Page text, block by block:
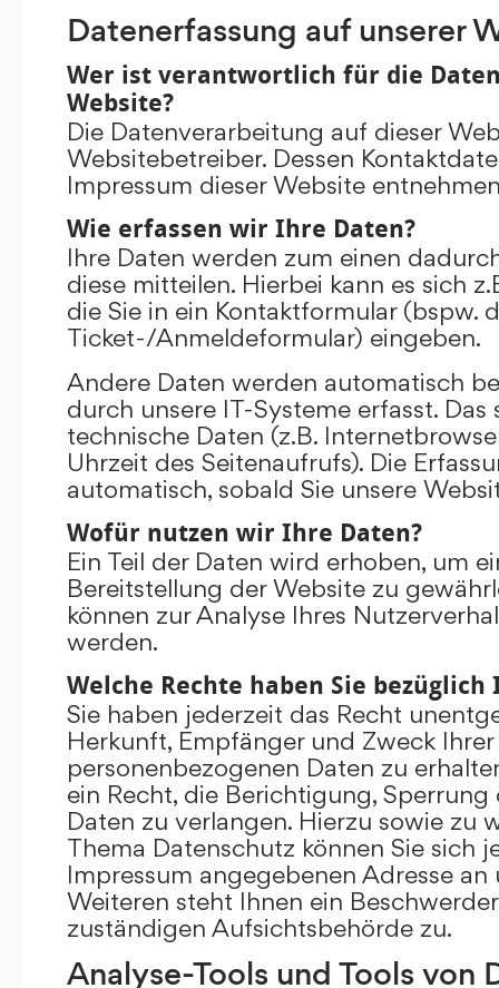
Datenerfassung auf unserer
Wer ist verantwortlich für die
Website?
Die Datenverarbeitung auf dieser
Websitebetreiber. Dessen
Impressum dieser Website
Wie erfassen wir Ihre Daten?
Ihre Daten werden zum einen
diese mitteilen. Hierbei kann es sich
die Sie in ein Kontaktformular (bspw.
Ticket-/Anmeldeformular) eingeben.
Andere Daten werden automatisch
durch unsere IT-Systeme erfasst. Das
technische Daten (z.B.
Uhrzeit des Seitenaufrufs). Die
automatisch, sobald Sie unsere
Wofür nutzen wir Ihre Daten?
Ein Teil der Daten wird erhoben, um
Bereitstellung der Website zu
können zur Analyse Ihres
werden.
Welche Rechte haben Sie bezüglich
Sie haben jederzeit das Recht
Herkunft, Empfänger und Zweck
personenbezogenen Daten zu
ein Recht, die Berichtigung,
Daten zu verlangen. Hierzu sowie zu
Thema Datenschutz können Sie sich
Impressum angegebenen Adresse an
Weiteren steht Ihnen ein
zuständigen Aufsichtsbehörde zu.
Analyse-Tools und Tools von